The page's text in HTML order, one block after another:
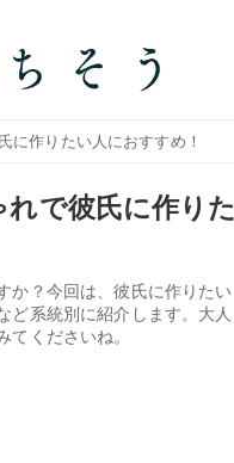
に作りたい人におすすめ！
で彼氏に作りた
か？今回は、彼氏に作りたい
ど系統別に紹介します。大人
くださいね。